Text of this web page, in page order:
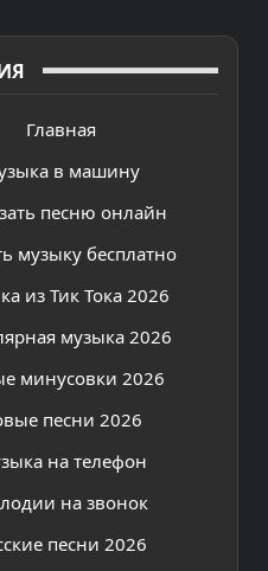
Главная
в машину
песню онлайн
музыку бесплатно
из Тик Тока 2026
музыка 2026
минусовки 2026
песни 2026
на телефон
на звонок
песни 2026